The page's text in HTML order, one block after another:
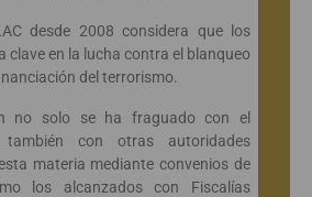
desde 2008 considera que los
clave en la lucha contra el blanqueo
del terrorismo.
no solo se ha fraguado con el
también con otras autoridades
materia mediante convenios de
los alcanzados con Fiscalías